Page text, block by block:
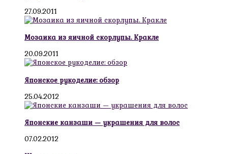
27.09.2011
Мозаика из яичной скорлупы. Кракле
20.09.2011
Японское рукоделие: обзор
25.04.2012
Японские канзаши — украшения для волос
07.02.2012